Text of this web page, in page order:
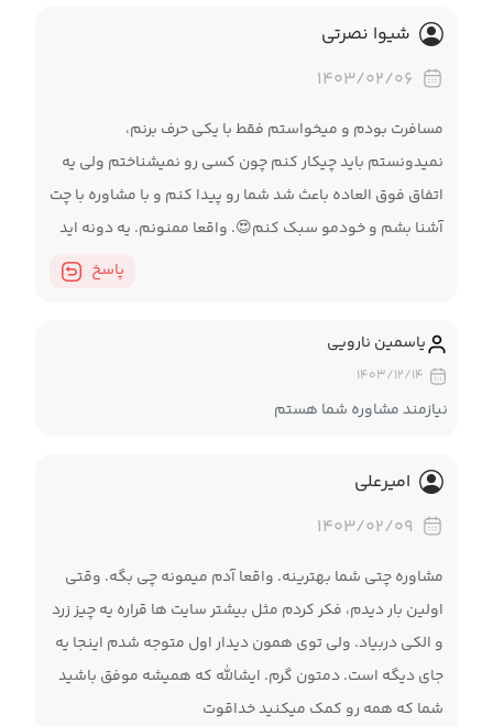
شیوا نصرتی
۱۴۰۳/۰۲/۰۶
مسافرت بودم و میخواستم فقط با یکی حرف برنم،
نمیدونستم باید چیکار کنم چون کسی رو نمیشناختم ولی یه
اتفاق فوق العاده باعث شد شما رو پیدا کنم و با مشاوره با چت
آشنا بشم و خودمو سبک کنم😍. واقعا ممنونم. یه دونه اید
پاسخ
یاسمین نارویی
۱۴۰۳/۱۲/۱۴
نیازمند مشاوره شما هستم
امیرعلی
۱۴۰۳/۰۲/۰۹
مشاوره چتی شما بهترینه. واقعا آدم میمونه چی بگه. وقتی
اولین بار دیدم، فکر کردم مثل بیشتر سایت ها قراره یه چیز زرد
و الکی دربیاد. ولی توی همون دیدار اول متوجه شدم اینجا یه
جای دیگه است. دمتون گرم. ایشالله که همیشه موفق باشید
شما که همه رو کمک میکنید خداقوت